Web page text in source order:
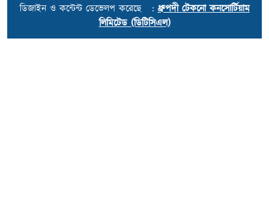
ডিজাইন ও কন্টেন্ট ডেভেলপ করেছে :ধ্রুপদী টেকনো কনসোর্টিয়াম
লিমিটেড (ডিটিসিএল)